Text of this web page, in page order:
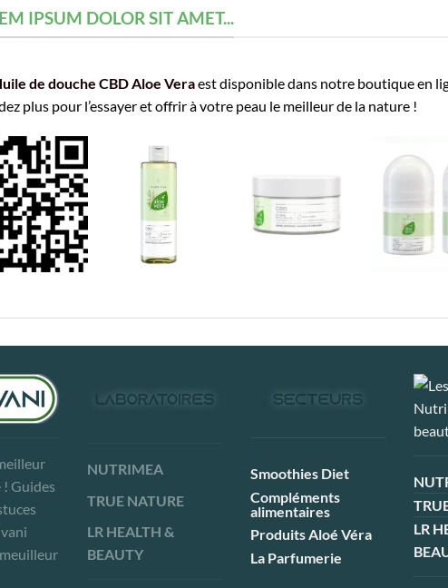
IPSUM DOLOR SIT AMET...
de douche CBD Aloe Veraest disponible dans notre boutique en
plus pour l’essayer et offrir à votre peau le meilleur de la nature !
Guides
NUTRIMEA
TRUE NATURE
LR HEALTH &
BEAUTY
Smoothies Diet
Compléments
alimentaires
Produits Aloé Véra
La Parfumerie
LR